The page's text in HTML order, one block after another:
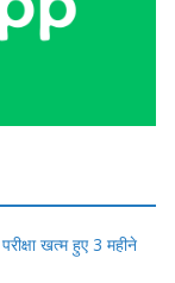
खत्म हुए 3 महीने